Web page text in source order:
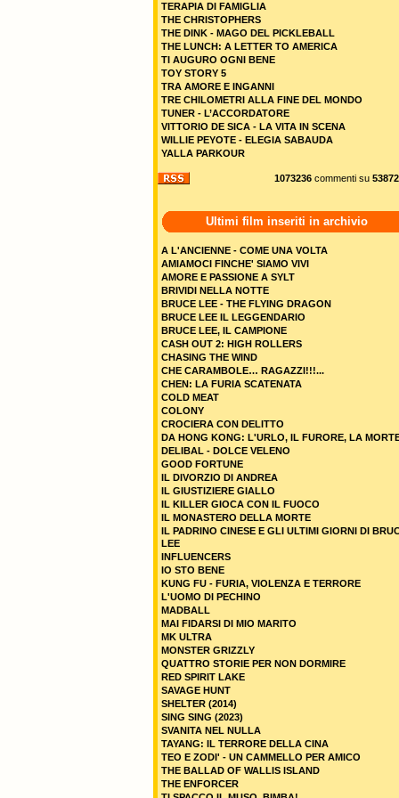
TERAPIA DI FAMIGLIA
THE CHRISTOPHERS
THE DINK - MAGO DEL PICKLEBALL
THE LUNCH: A LETTER TO AMERICA
TI AUGURO OGNI BENE
TOY STORY 5
TRA AMORE E INGANNI
TRE CHILOMETRI ALLA FINE DEL MONDO
TUNER - L’ACCORDATORE
VITTORIO DE SICA - LA VITA IN SCENA
WILLIE PEYOTE - ELEGIA SABAUDA
YALLA PARKOUR
1073236 commenti su 53872
Ultimi film inseriti in archivio
A L'ANCIENNE - COME UNA VOLTA
AMIAMOCI FINCHE' SIAMO VIVI
AMORE E PASSIONE A SYLT
BRIVIDI NELLA NOTTE
BRUCE LEE - THE FLYING DRAGON
BRUCE LEE IL LEGGENDARIO
BRUCE LEE, IL CAMPIONE
CASH OUT 2: HIGH ROLLERS
CHASING THE WIND
CHE CARAMBOLE… RAGAZZI!!!...
CHEN: LA FURIA SCATENATA
COLD MEAT
COLONY
CROCIERA CON DELITTO
DA HONG KONG: L'URLO, IL FURORE, LA
DELIBAL - DOLCE VELENO
GOOD FORTUNE
IL DIVORZIO DI ANDREA
IL GIUSTIZIERE GIALLO
IL KILLER GIOCA CON IL FUOCO
IL MONASTERO DELLA MORTE
IL PADRINO CINESE E GLI ULTIMI GIORNI DI
LEE
INFLUENCERS
IO STO BENE
KUNG FU - FURIA, VIOLENZA E TERRORE
L'UOMO DI PECHINO
MADBALL
MAI FIDARSI DI MIO MARITO
MK ULTRA
MONSTER GRIZZLY
QUATTRO STORIE PER NON DORMIRE
RED SPIRIT LAKE
SAVAGE HUNT
SHELTER (2014)
SING SING (2023)
SVANITA NEL NULLA
TAYANG: IL TERRORE DELLA CINA
TEO E ZODI' - UN CAMMELLO PER AMICO
THE BALLAD OF WALLIS ISLAND
THE ENFORCER